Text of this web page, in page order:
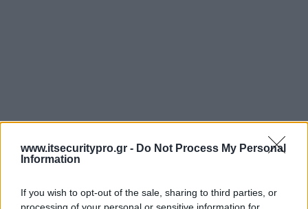
www.itsecuritypro.gr - Do Not Process My Personal
Information
If you wish to opt-out of the sale, sharing to third parties, or